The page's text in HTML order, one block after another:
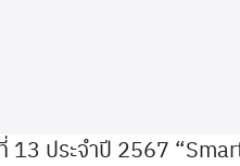
ประจำปี 2567